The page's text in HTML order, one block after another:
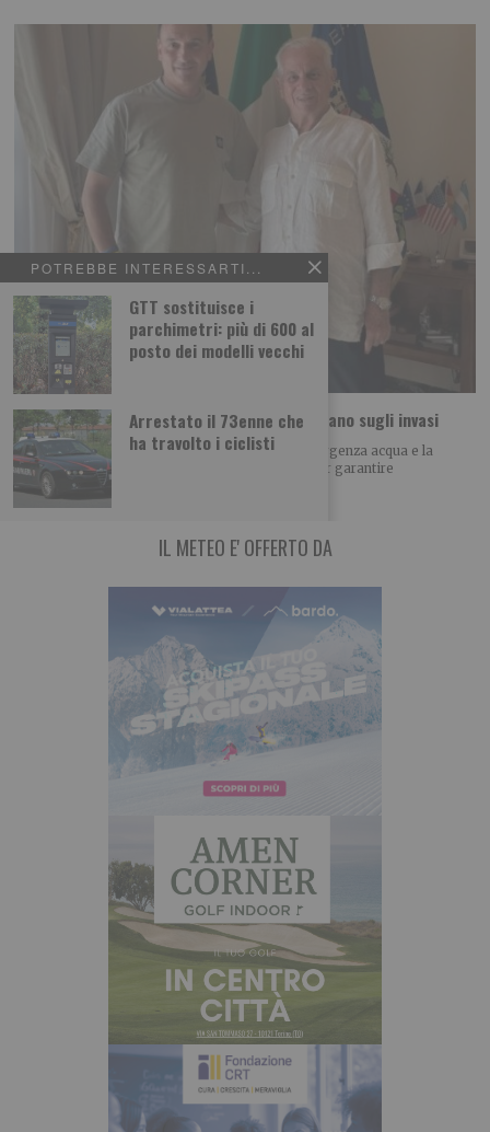
POTREBBE INTERESSARTI...
GTT sostituisce i
parchimetri: più di 600 al
posto dei modelli vecchi
Arrestato il 73enne che
ha travolto i ciclisti
Emergenza idrica, Piemonte e Liguria puntano sugli invasi
«Opere strategiche di interesse nazionale» L’emergenza acqua e la
necessità di programmare nuove infrastrutture per garantire
IL METEO E' OFFERTO DA